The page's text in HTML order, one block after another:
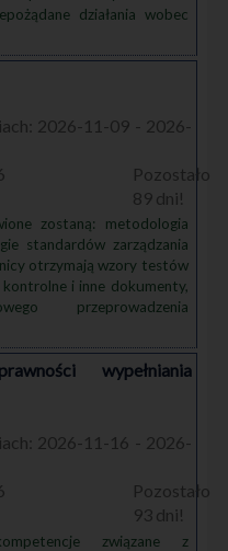
działania wobec
2026-11-09 - 2026-
89
zostaną: metodologia
standardów zarządzania
otrzymają wzory testów
i inne dokumenty,
przeprowadzenia
wypełniania
2026-11-16 - 2026-
93
związane z